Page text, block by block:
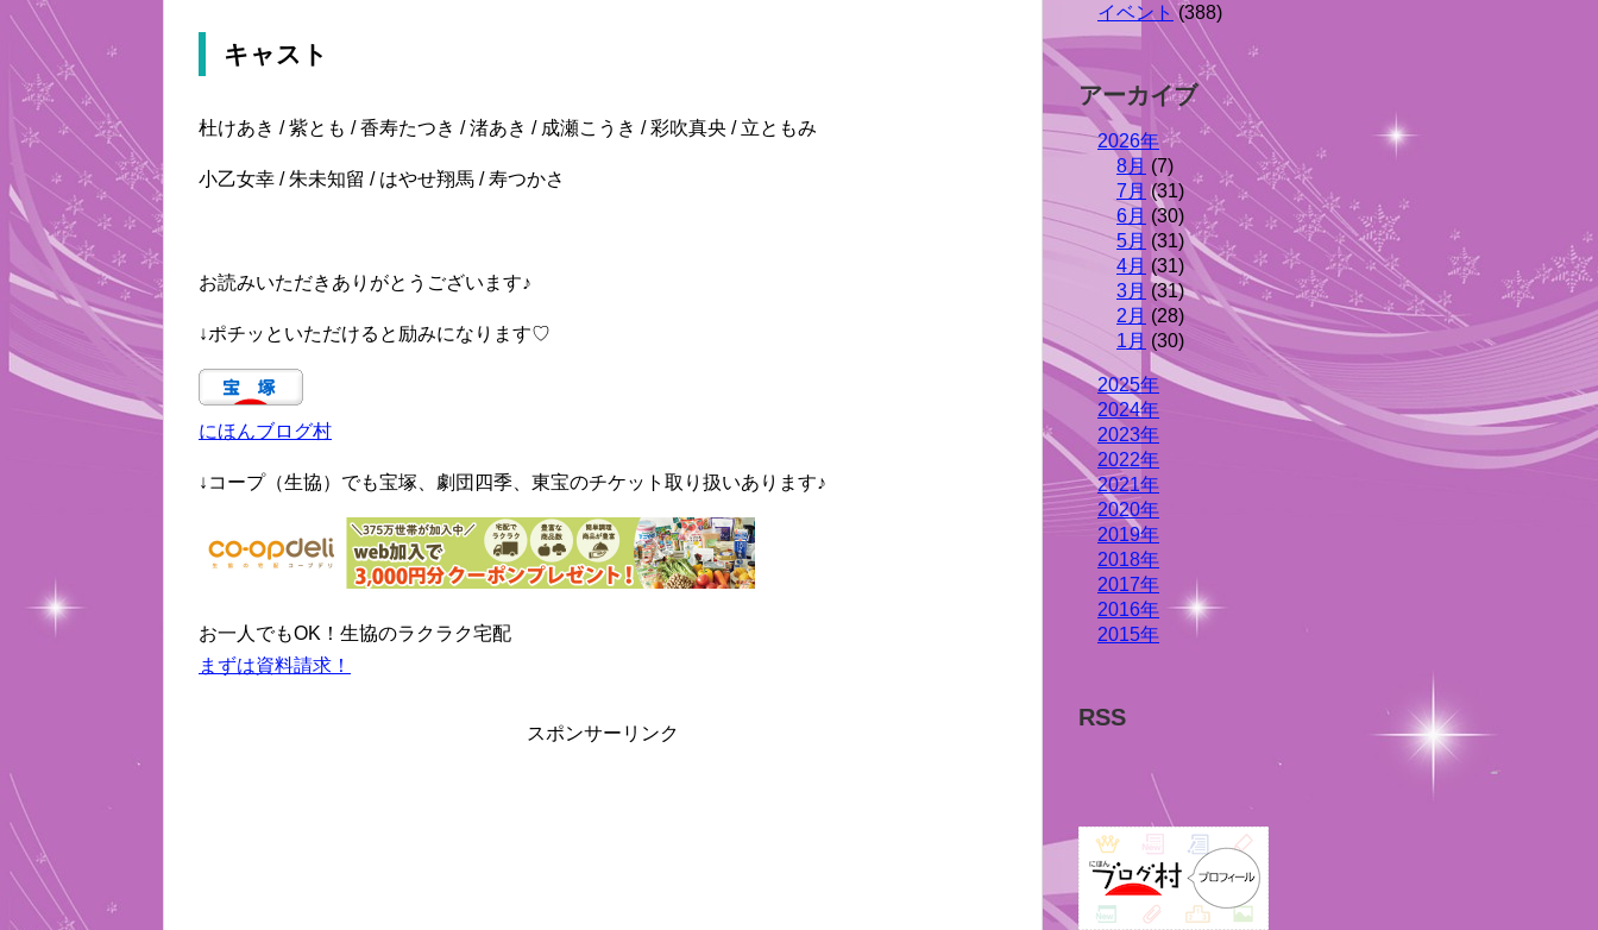
キャスト
杜けあき / 紫とも / 香寿たつき / 渚あき / 成瀬こうき / 彩吹真央 / 立ともみ
小乙女幸 / 朱未知留 / はやせ翔馬 / 寿つかさ
お読みいただきありがとうございます♪
↓ポチッといただけると励みになります♡
にほんブログ村
↓コープ（生協）でも宝塚、劇団四季、東宝のチケット取り扱いあります♪
お一人でもOK！生協のラクラク宅配
まずは資料請求！
スポンサーリンク
イベント(388)
アーカイブ
2026年
8月 (7)
7月 (31)
6月 (30)
5月 (31)
4月 (31)
3月 (31)
2月 (28)
1月 (30)
2025年
2024年
2023年
2022年
2021年
2020年
2019年
2018年
2017年
2016年
2015年
RSS